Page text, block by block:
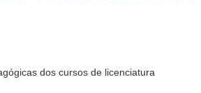
dos cursos de licenciatura